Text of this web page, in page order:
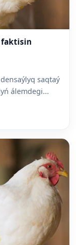
faktisin
saqtaý
álemdegi...